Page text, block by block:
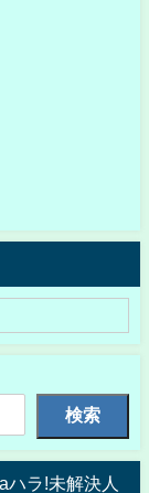
検索
ハラ!未解決人